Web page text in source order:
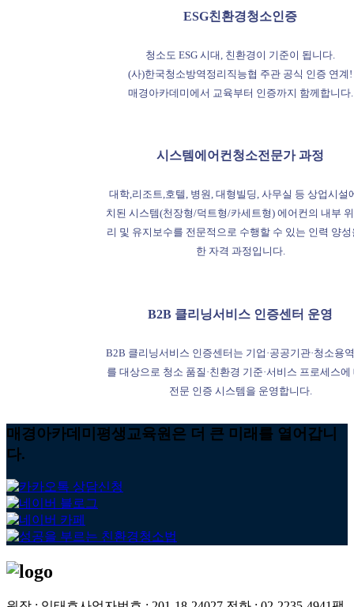
ESG친환경청소인증
청소도 ESG 시대, 친환경이 기준이 됩니다.
(사)한국청소방역정리직능협 주관 공식 인증 연계!
매경아카데미에서 교육부터 인증까지 함께합니다.
시스템에어컨청소전문가 과정
대학,리조트,호텔, 병원, 대형빌딩, 사무실 등 상업시설
치된 시스템(천장형/덕트형/카세트형) 에어컨의 내부
리 및 유지보수를 전문적으로 수행할 수 있는 인력 양성
한 자격 과정입니다.
B2B 클리닝서비스 인증센터 운영
B2B 클리닝서비스 인증센터는 기업·공공기관·청소용
를 대상으로 청소 품질·친환경 기준·서비스 프로세스에
전문 인증 시스템을 운영합니다.
매경아카데미평생교육원은 더 큰 미래를 열어갑니
다.